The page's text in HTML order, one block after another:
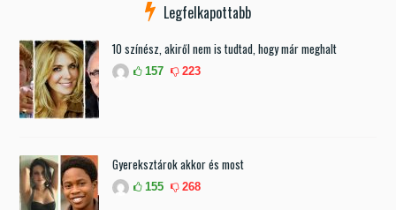
Legfelkapottabb
10 színész, akiről nem is tudtad, hogy már meghalt
157 223
Gyereksztárok akkor és most
155 268